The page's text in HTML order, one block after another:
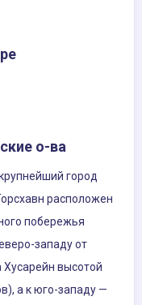
о-ва
город
расположен
побережья
западу от
Хусарейн высотой
а к юго-западу —